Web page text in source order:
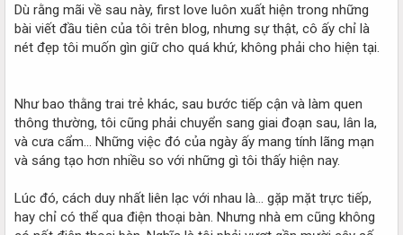
Dù rằng mãi về sau này, first love luôn xuất hiện trong những
bài viết đầu tiên của tôi trên blog, nhưng sự thật, cô ấy chỉ là
nét đẹp tôi muốn gìn giữ cho quá khứ, không phải cho hiện tại.
Như bao thằng trai trẻ khác, sau bước tiếp cận và làm quen
thông thường, tôi cũng phải chuyển sang giai đoạn sau, lân la,
và cưa cẩm... Những việc đó của ngày ấy mang tính lãng mạn
và sáng tạo hơn nhiều so với những gì tôi thấy hiện nay.
Lúc đó, cách duy nhất liên lạc với nhau là... gặp mặt trực tiếp,
hay chỉ có thể qua điện thoại bàn. Nhưng nhà em cũng không